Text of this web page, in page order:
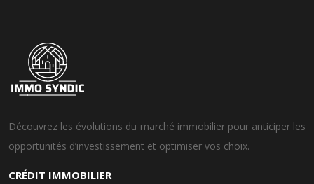
Découvrez les évolutions du marché immobilier pour anticiper les
opportunités d’investissement et optimiser vos choix.
CRÉDIT IMMOBILIER